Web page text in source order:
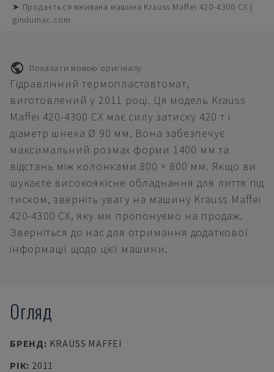
➤ Продається вживана машина Krauss Maffei 420-4300 CX |
gindumac.com
Показати мовою оригіналу
Гідравлічний термопластавтомат,
виготовлений у 2011 році. Ця модель Krauss
Maffei 420-4300 CX має силу затиску 420 т і
діаметр шнека Ø 90 мм. Вона забезпечує
максимальний розмах форми 1400 мм та
відстань між колонками 800 × 800 мм. Якщо ви
шукаєте високоякісне обладнання для лиття під
тиском, зверніть увагу на машину Krauss Maffei
420-4300 CX, яку ми пропонуємо на продаж.
Зверніться до нас для отримання додаткової
інформації щодо цієї машини.
Огляд
БРЕНД: KRAUSS MAFFEI
РІК: 2011